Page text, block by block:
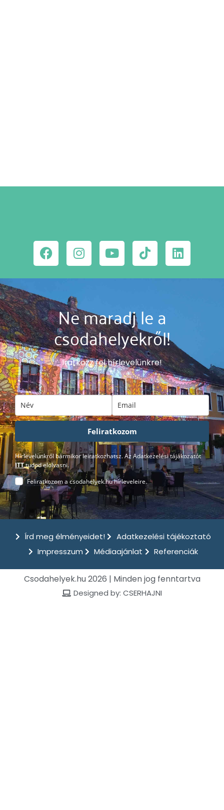
Ne maradj le a
csodahelyekről!
Iratkozz fel hírlevelünkre!
Feliratkozom
Hírlevelünkről bármikor leiratkozhatsz. Az Adatkezelési tájákozatót
ITTtudod elolvasni.
Feliratkozom a csodahelyek.hu hírleveleire.
Írd meg élményeidet!
Adatkezelési tájékoztató
Impresszum
Médiaajánlat Referenciák
Csodahelyek.hu 2026 | Minden jog fenntartva
Designed by: CSERHAJNI